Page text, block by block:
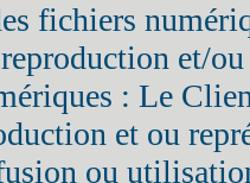
fichiers
et/
: Le
et ou
ou